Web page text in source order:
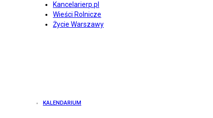
Kancelarierp.pl
Wieści Rolnicze
Życie Warszawy
KALENDARIUM